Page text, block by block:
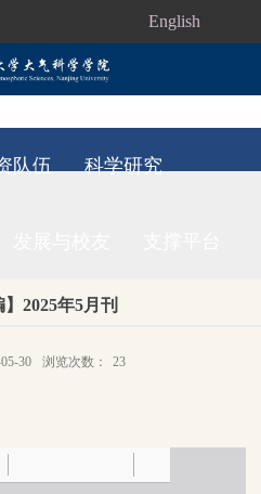
English
队伍 科学研究
】2025年5月刊
30 浏览次数： 23